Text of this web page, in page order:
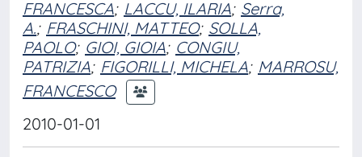
FRANCESCA; LACCU, ILARIA; Serra,
A.; FRASCHINI, MATTEO; SOLLA,
PAOLO; GIOI, GIOIA; CONGIU,
PATRIZIA; FIGORILLI, MICHELA; MARROSU,
FRANCESCO
2010-01-01